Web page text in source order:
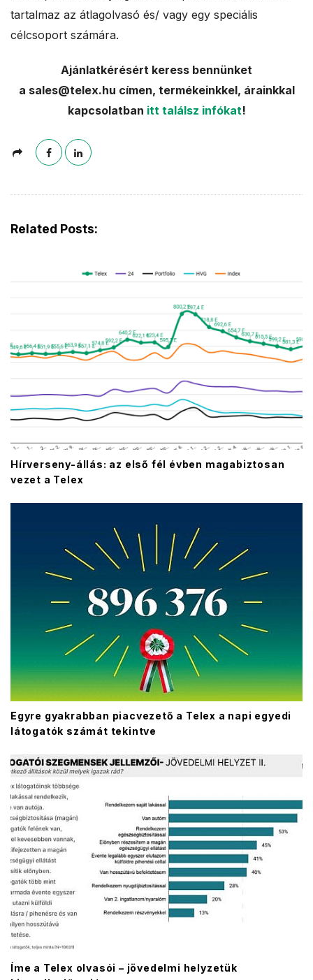
tartalmaz az átlagolvasó és/ vagy egy speciális
célcsoport számára.
Ajánlatkérésért keress bennünket
a sales@telex.hu címen, termékeinkkel, árainkkal
kapcsolatban itt találsz infókat!
Related Posts:
Hírverseny-állás: az első fél évben magabiztosan
vezet a Telex
Egyre gyakrabban piacvezető a Telex a napi egyedi
látogatók számát tekintve
Íme a Telex olvasói – jövedelmi helyzetük